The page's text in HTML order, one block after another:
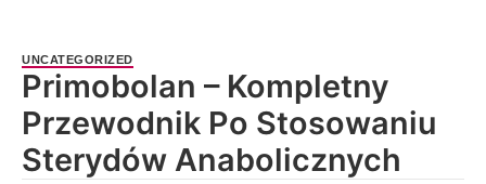
UNCATEGORIZED
Primobolan – Kompletny
Przewodnik Po Stosowaniu
Sterydów Anabolicznych